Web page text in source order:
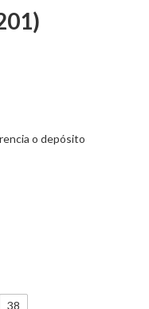
o depósito
38